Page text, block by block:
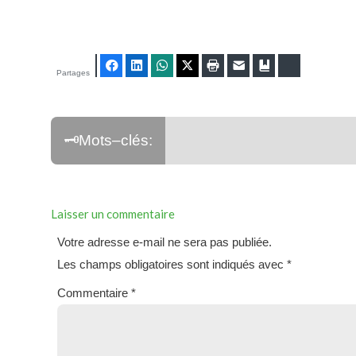
FacebookLinkedInWhatsApp
TwitterImprimer
E-mail
Partages
Laisser un commentaire
Votre adresse e-mail ne sera pas publiée.
Les champs obligatoires sont indiqués avec *
Commentaire *